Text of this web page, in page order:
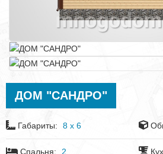
ДОМ "САНДРО"
Габариты: 8 x 6
Спальня: 2